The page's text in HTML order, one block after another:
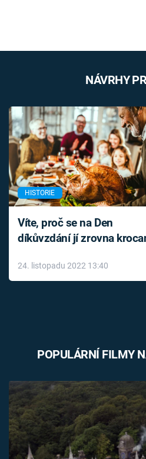
NÁVRHY
HISTORIE
Víte, proč se na Den
díkůvzdání jí zrovna
24. listopadu 2022 13:40
POPULÁRNÍ FILMY